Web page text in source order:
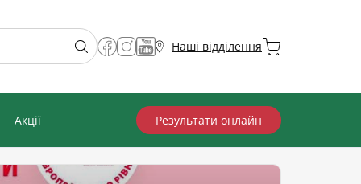
Наші відділення
Акції Результати онлайн